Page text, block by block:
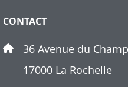
CONTACT
36 Avenue du
17000 La Rochelle